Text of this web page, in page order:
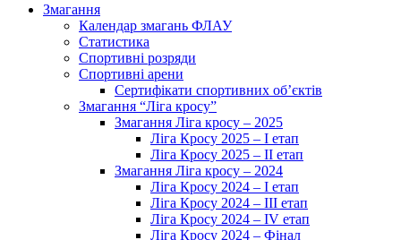
Змагання
Календар змагань ФЛАУ
Статистика
Спортивні розряди
Спортивні арени
Сертифікати спортивних об’єктів
Змагання “Ліга кросу”
Змагання Ліга кросу – 2025
Ліга Кросу 2025 – I етап
Ліга Кросу 2025 – II етап
Змагання Ліга кросу – 2024
Ліга Кросу 2024 – I етап
Ліга Кросу 2024 – III етап
Ліга Кросу 2024 – IV етап
Ліга Кросу 2024 – Фінал